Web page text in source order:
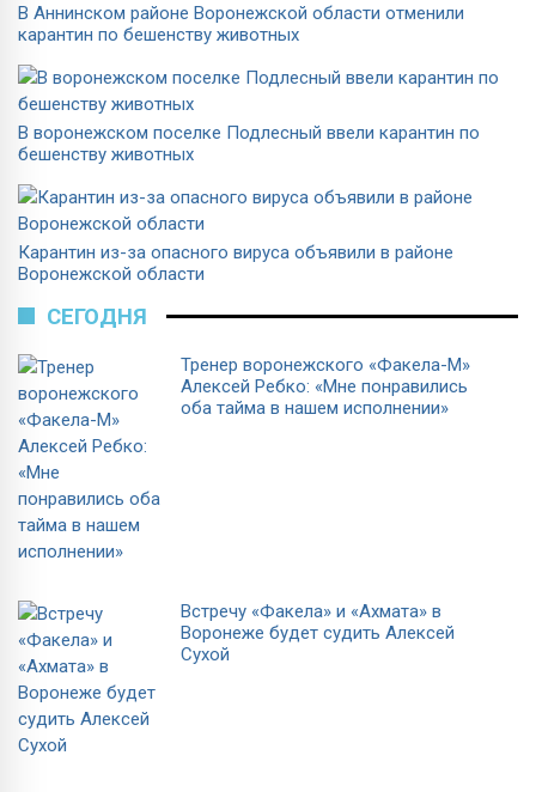
В Аннинском районе Воронежской области отменили
карантин по бешенству животных
В воронежском поселке Подлесный ввели карантин по
бешенству животных
Карантин из-за опасного вируса объявили в районе
Воронежской области
СЕГОДНЯ
Тренер воронежского «Факела-М»
Алексей Ребко: «Мне понравились
оба тайма в нашем исполнении»
Встречу «Факела» и «Ахмата» в
Воронеже будет судить Алексей
Сухой